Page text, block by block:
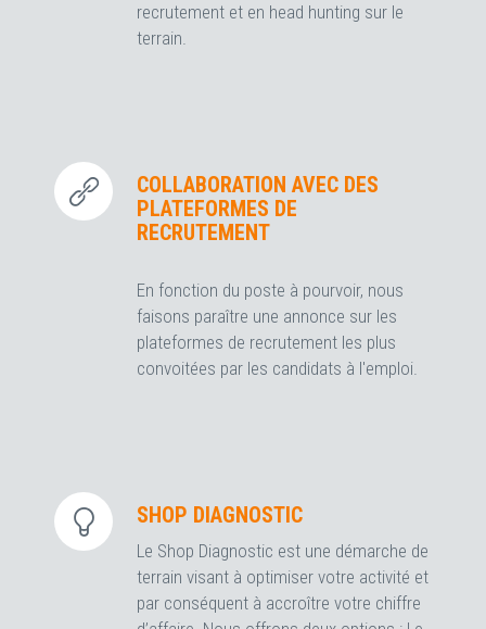
recrutement et en head hunting sur le
terrain.
COLLABORATION AVEC DES
PLATEFORMES DE
RECRUTEMENT
En fonction du poste à pourvoir, nous
faisons paraître une annonce sur les
plateformes de recrutement les plus
convoitées par les candidats à l'emploi.
SHOP DIAGNOSTIC
Le Shop Diagnostic est une démarche de
terrain visant à optimiser votre activité et
par conséquent à accroître votre chiffre